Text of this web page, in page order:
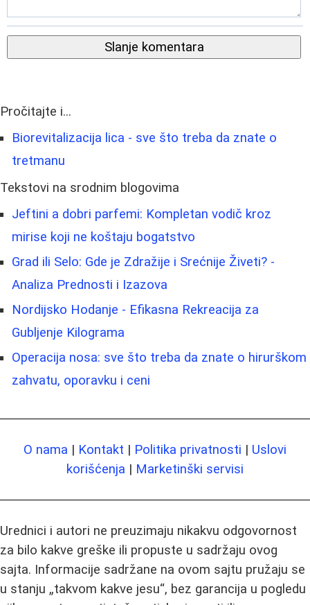
Slanje komentara
Pročitajte i...
Biorevitalizacija lica - sve što treba da znate o
tretmanu
Tekstovi na srodnim blogovima
Jeftini a dobri parfemi: Kompletan vodič kroz
mirise koji ne koštaju bogatstvo
Grad ili Selo: Gde je Zdražije i Srećnije Živeti? -
Analiza Prednosti i Izazova
Nordijsko Hodanje - Efikasna Rekreacija za
Gubljenje Kilograma
Operacija nosa: sve što treba da znate o hirurškom
zahvatu, oporavku i ceni
O nama | Kontakt | Politika privatnosti | Uslovi
korišćenja | Marketinški servisi
Urednici i autori ne preuzimaju nikakvu odgovornost
za bilo kakve greške ili propuste u sadržaju ovog
sajta. Informacije sadržane na ovom sajtu pružaju se
u stanju „takvom kakve jesu“, bez garancija u pogledu